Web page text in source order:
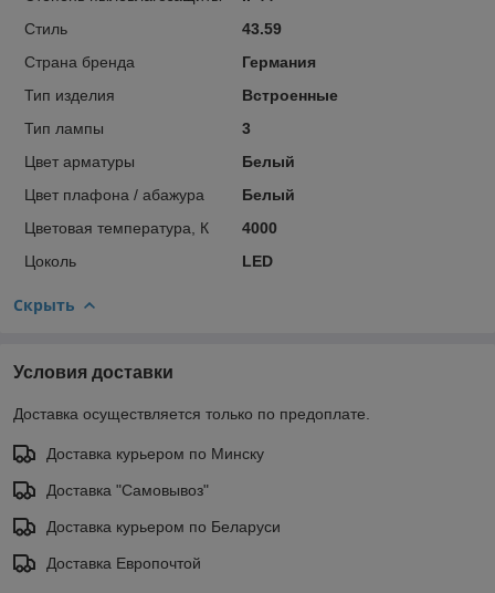
Стиль
43.59
Страна бренда
Германия
Тип изделия
Встроенные
Тип лампы
3
Цвет арматуры
Белый
Цвет плафона / абажура
Белый
Цветовая температура, К
4000
Цоколь
LED
Скрыть
Условия доставки
Доставка осуществляется только по предоплате.
Доставка курьером по Минску
Доставка "Самовывоз"
Доставка курьером по Беларуси
Доставка Европочтой